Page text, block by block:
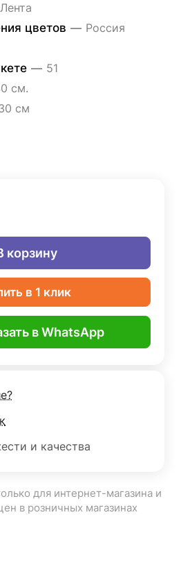
цветов — Россия
— 51
см.
см
корзину
в 1 клик
в WhatsApp
и качества
для интернет-магазина и
в розничных магазинах